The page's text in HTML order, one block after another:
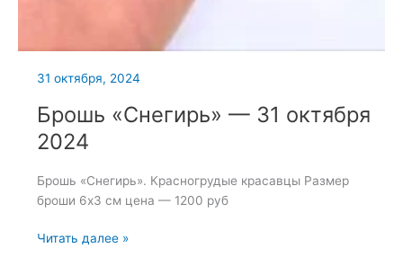
31 октября, 2024
Брошь «Снегирь» — 31 октября
2024
Брошь «Снегирь». Красногрудые красавцы Размер
броши 6х3 см цена — 1200 руб
Брошь
Читать далее »